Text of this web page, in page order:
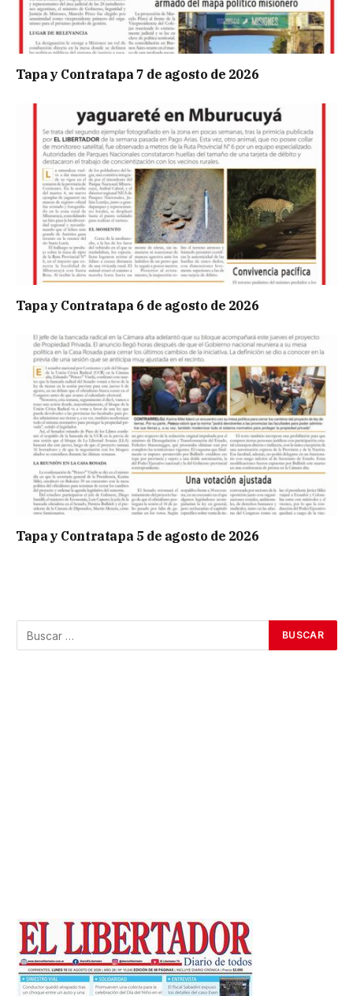
Tapa y Contratapa 7 de agosto de 2026
Tapa y Contratapa 6 de agosto de 2026
Tapa y Contratapa 5 de agosto de 2026